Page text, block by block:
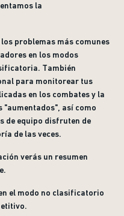
la
problemas más comunes
en los modos
También
para monitorear tus
en los combates y la
"aumentados", así como
de equipo disfruten de
de las veces.
verás un resumen
el modo no clasificatorio